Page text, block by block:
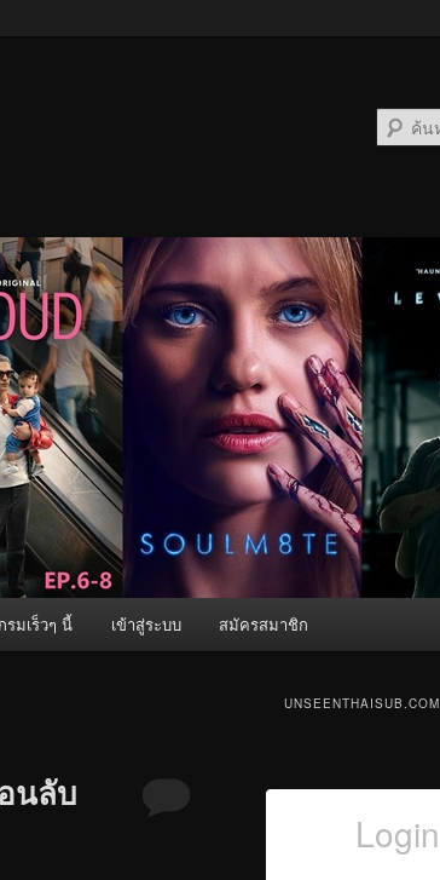
รมเร็วๆ นี้ เข้าสู่ระบบ สมัครสมาชิก
นลับ
UNSEENTHAISUB.COM
Login